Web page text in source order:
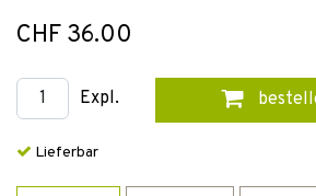
CHF 36.00
Expl.
Lieferbar